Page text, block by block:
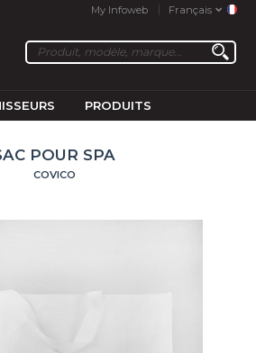
My Infoweb Français
PRODUITS
POUR SPA
COVICO